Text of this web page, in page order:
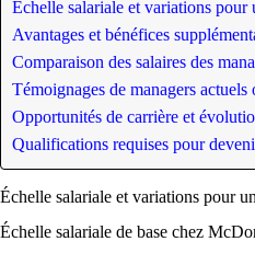
Échelle salariale et variations pour
Avantages et bénéfices
Comparaison des salaires des
Témoignages de managers
Opportunités de carrière et
Qualifications requises pour
Échelle salariale et variations pour
Échelle salariale de base chez